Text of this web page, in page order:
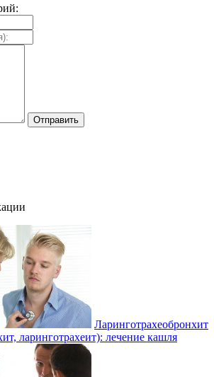
Ларинготрахеобронхит
ларинготрахеит): лечение кашля